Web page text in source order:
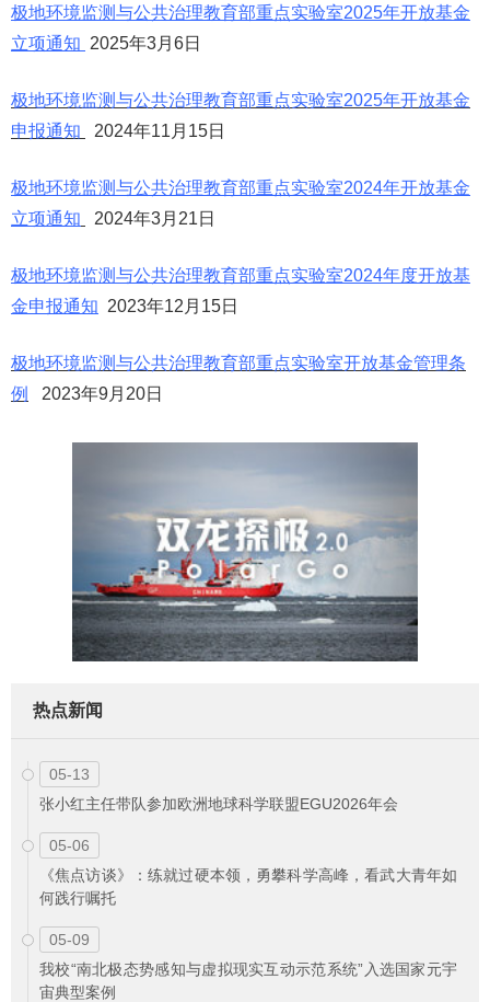
极地环境监测与公共治理教育部重点实验室2025年开放基金
立项通知 2025年3月6日
极地环境监测与公共治理教育部重点实验室2025年开放基金
申报通知
2024年11月15日
极地环境监测与公共治理教育部重点实验室2024年开放基金
立项通知
2024年3月21日
极地环境监测与公共治理教育部重点实验室2024年度开放基
金申报通知 2023年12月15日
极地环境监测与公共治理教育部重点实验室开放基金管理条
例
2023年9月20日
热点新闻
05-13
张小红主任带队参加欧洲地球科学联盟EGU2026年会
05-06
《焦点访谈》：练就过硬本领，勇攀科学高峰，看武大青年如
何践行嘱托
05-09
我校“南北极态势感知与虚拟现实互动示范系统”入选国家元宇
宙典型案例